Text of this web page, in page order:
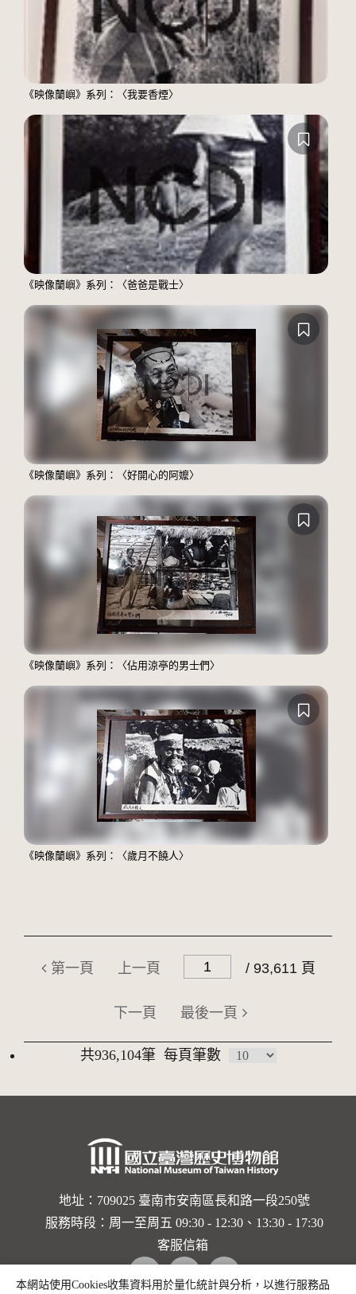
《映像蘭嶼》系列：〈我要香煙〉
《映像蘭嶼》系列：〈爸爸是戰士〉
《映像蘭嶼》系列：〈好開心的阿嬤〉
《映像蘭嶼》系列：〈佔用涼亭的男士們〉
《映像蘭嶼》系列：〈歲月不饒人〉
第一頁 上一頁 / 93,611 頁
下一頁 最後一頁
共936,104筆 每頁筆數
地址：709025 臺南市安南區長和路一段250號
服務時段：周一至周五 09:30 - 12:30、13:30 - 17:30
客服信箱
Facebookinstagramyoutube
本網站使用Cookies收集資料用於量化統計與分析，以進行服務品